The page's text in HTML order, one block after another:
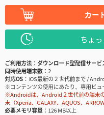
カー
ちょ
ご利用方法
ダウンロード型配信サービ
同時使用端末数
2
対応OS
iOS最新の２世代前まで /
※コンテンツの使用にあたり、専用ビ
※Androidは、Android２世代前の端末
末（Xperia、GALAXY、AQUOS、
必要メモリ容量
126 MB以上